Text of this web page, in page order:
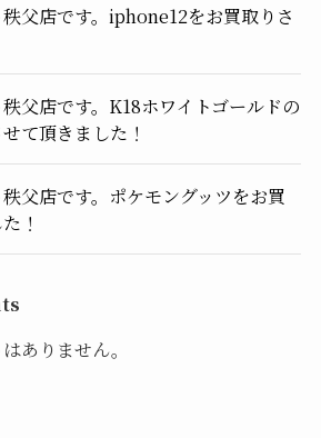
父店です。iphone12をお買取りさ
父店です。K18ホワイトゴールドの
て頂きました！
父店です。ポケモングッツをお買
！
ありません。